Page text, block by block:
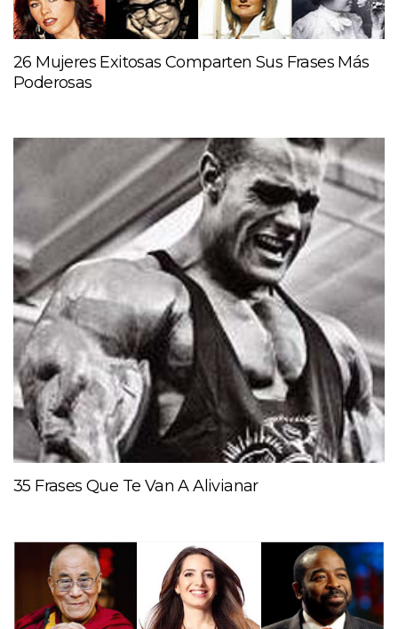
26 Mujeres Exitosas Comparten Sus Frases Más
Poderosas
35 Frases Que Te Van A Alivianar